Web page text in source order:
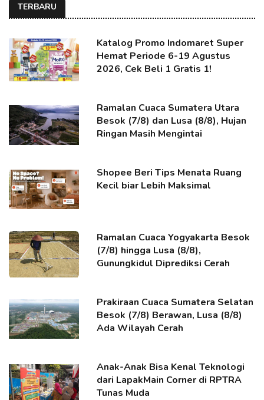
TERBARU
Katalog Promo Indomaret Super
Hemat Periode 6-19 Agustus
2026, Cek Beli 1 Gratis 1!
Ramalan Cuaca Sumatera Utara
Besok (7/8) dan Lusa (8/8), Hujan
Ringan Masih Mengintai
Shopee Beri Tips Menata Ruang
Kecil biar Lebih Maksimal
Ramalan Cuaca Yogyakarta Besok
(7/8) hingga Lusa (8/8),
Gunungkidul Diprediksi Cerah
Prakiraan Cuaca Sumatera Selatan
Besok (7/8) Berawan, Lusa (8/8)
Ada Wilayah Cerah
Anak-Anak Bisa Kenal Teknologi
dari LapakMain Corner di RPTRA
Tunas Muda